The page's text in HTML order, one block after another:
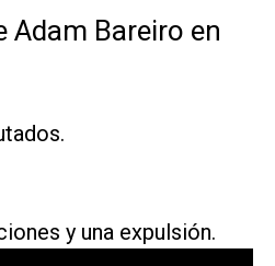
Adam Bareiro en
y una expulsión.